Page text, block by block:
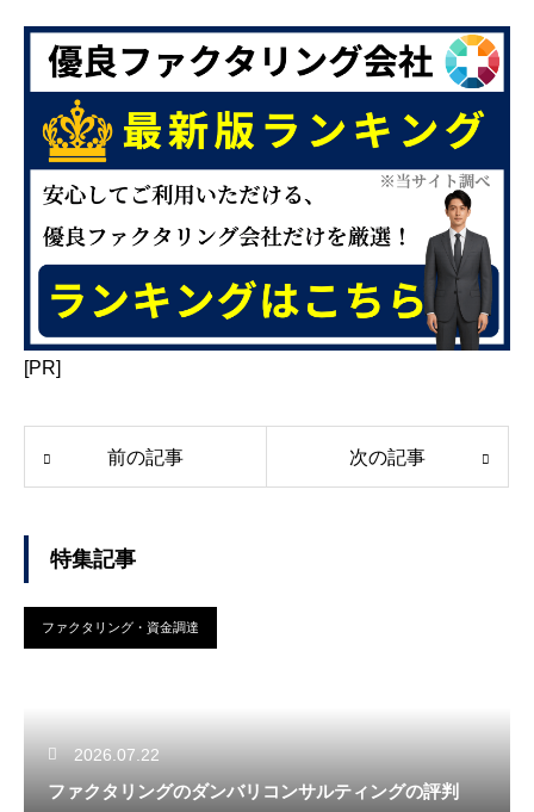
[PR]
前の記事 次の記事
特集記事
ファクタリング・資金調達
2026.07.22
ファクタリングのダンバリコンサルティングの評判